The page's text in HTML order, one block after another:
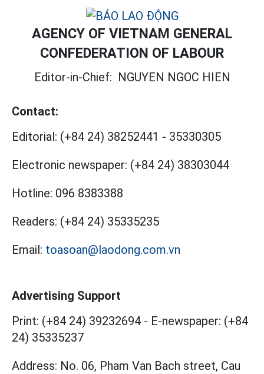
AGENCY OF VIETNAM GENERAL
CONFEDERATION OF LABOUR
Editor-in-Chief: NGUYEN NGOC HIEN
Contact:
Editorial: (+84 24) 38252441 - 35330305
Electronic newspaper: (+84 24) 38303044
Hotline: 096 8383388
Readers: (+84 24) 35335235
Email: toasoan@laodong.com.vn
Advertising Support
Print: (+84 24) 39232694 - E-newspaper: (+84
24) 35335237
Address: No. 06, Pham Van Bach street, Cau